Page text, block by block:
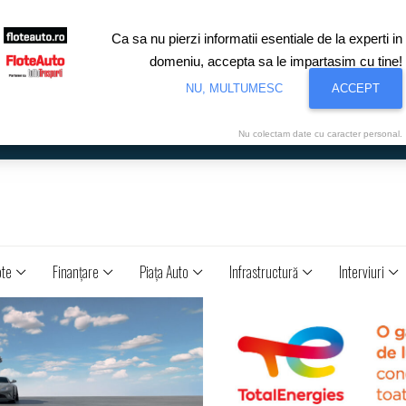
Finanţare Piaţa Auto Infrastructură Interviuri
Ca sa nu pierzi informatii esentiale de la experti in
domeniu, accepta sa le impartasim cu tine!
NU, MULTUMESC ACCEPT
Nu colectam date cu caracter personal.